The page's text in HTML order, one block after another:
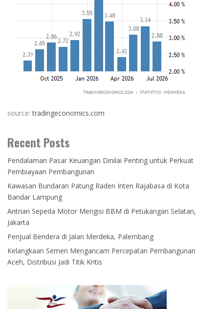
source:tradingeconomics.com
Recent Posts
Pendalaman Pasar Keuangan Dinilai Penting untuk Perkuat
Pembiayaan Pembangunan
Kawasan Bundaran Patung Raden Inten Rajabasa di Kota
Bandar Lampung
Antrian Sepeda Motor Mengisi BBM di Petukangan Selatan,
Jakarta
Penjual Bendera di Jalan Merdeka, Palembang
Kelangkaan Semen Mengancam Percepatan Pembangunan
Aceh, Distribusi Jadi Titik Kritis